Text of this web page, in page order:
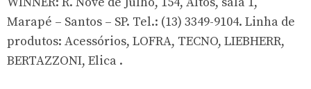
Marapé – Santos – SP. Tel.: (13) 3349-9104. Linha de
produtos: Acessórios, LOFRA, TECNO, LIEBHERR,
BERTAZZONI, Elica .